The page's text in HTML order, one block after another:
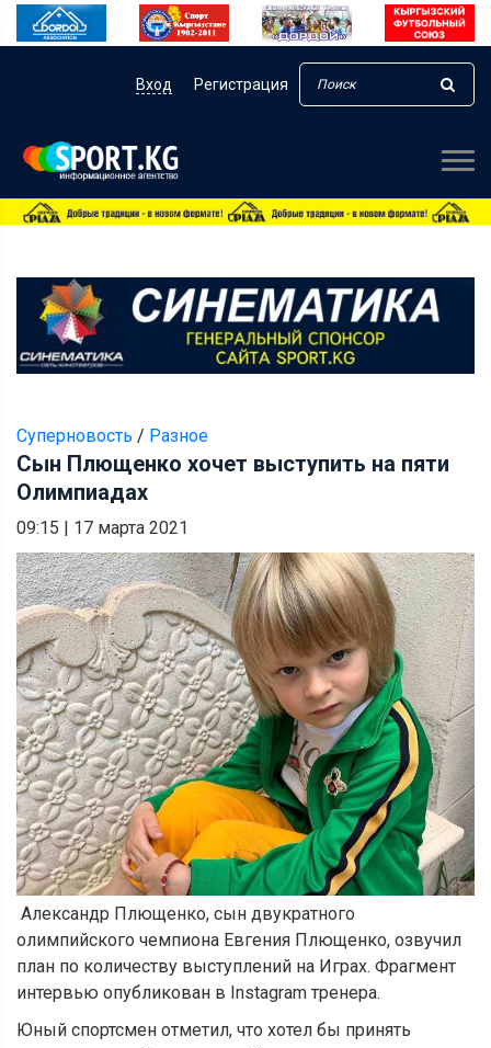
Вход Регистрация
Суперновость / Разное
Сын Плющенко хочет выступить на пяти
Олимпиадах
09:15 | 17 марта 2021
Александр Плющенко, сын двукратного
олимпийского чемпиона Евгения Плющенко, озвучил
план по количеству выступлений на Играх. Фрагмент
интервью опубликован в Instagram тренера.
Юный спортсмен отметил, что хотел бы принять